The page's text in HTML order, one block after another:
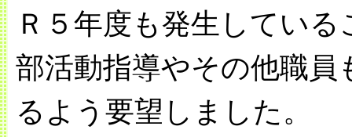
Ｒ５年度も発生してい
部活動指導やその他職
るよう要望しました。